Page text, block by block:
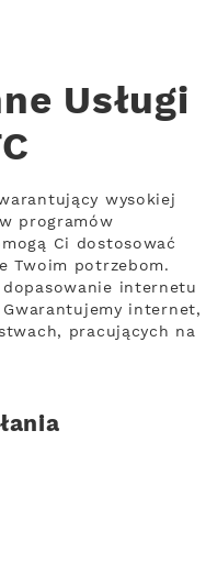
Usługi
wysokiej
programów
Ci dostosować
Twoim potrzebom.
internetu
internet,
pracujących na